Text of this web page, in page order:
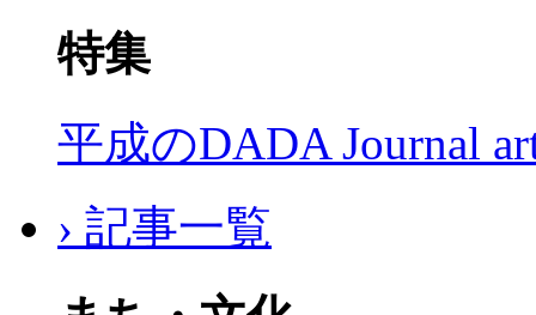
特集
平成のDADA Journal
› 記事一覧